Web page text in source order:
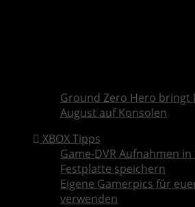
Ground Zero Hero bringt
August auf Konsolen
XBOX Tipps
Game-DVR Aufnahmen
Festplatte speichern
Eigene Gamerpics für
verwenden